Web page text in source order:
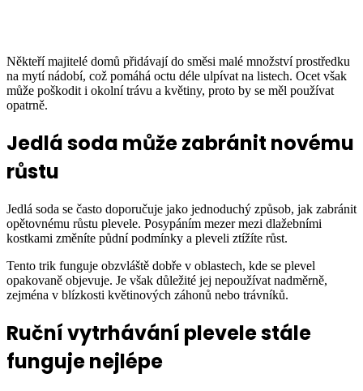
Někteří majitelé domů přidávají do směsi malé množství prostředku
na mytí nádobí, což pomáhá octu déle ulpívat na listech. Ocet však
může poškodit i okolní trávu a květiny, proto by se měl používat
opatrně.
Jedlá soda může zabránit novému
růstu
Jedlá soda se často doporučuje jako jednoduchý způsob, jak zabránit
opětovnému růstu plevele. Posypáním mezer mezi dlažebními
kostkami změníte půdní podmínky a pleveli ztížíte růst.
Tento trik funguje obzvláště dobře v oblastech, kde se plevel
opakovaně objevuje. Je však důležité jej nepoužívat nadměrně,
zejména v blízkosti květinových záhonů nebo trávníků.
Ruční vytrhávání plevele stále
funguje nejlépe